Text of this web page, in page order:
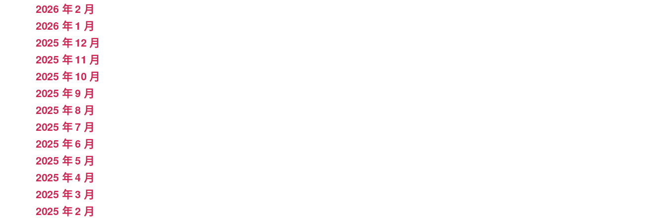
2026 年 2 月
2026 年 1 月
2025 年 12 月
2025 年 11 月
2025 年 10 月
2025 年 9 月
2025 年 8 月
2025 年 7 月
2025 年 6 月
2025 年 5 月
2025 年 4 月
2025 年 3 月
2025 年 2 月